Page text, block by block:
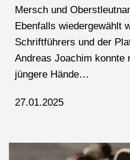
Mersch und
Ebenfalls wiedergewählt
Schriftführers und der
Andreas Joachim konnte
jüngere Hände…
27.01.2025